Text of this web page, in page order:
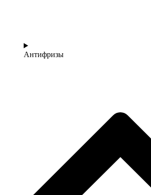
Антифризы